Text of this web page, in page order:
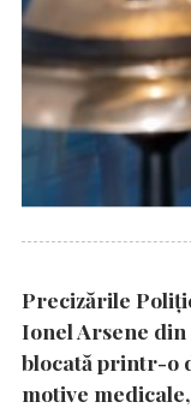
Precizările
Ionel Arsene
blocată printr-o
motive